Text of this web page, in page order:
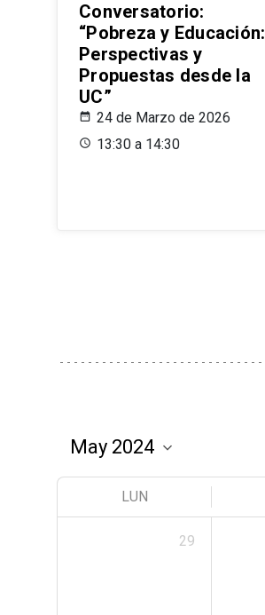
Conversatorio:
“Pobreza y Educación:
Perspectivas y
Propuestas desde la
UC”
24 de Marzo de 2026
13:30 a 14:30
LUN
29